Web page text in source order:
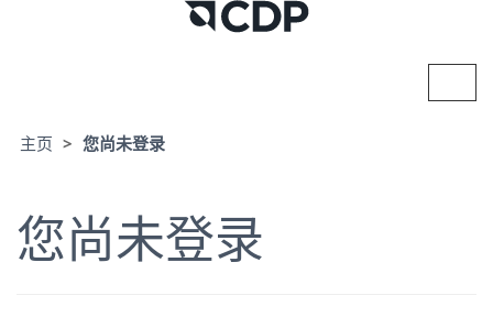
换
主页 您尚未登录
您尚未登录